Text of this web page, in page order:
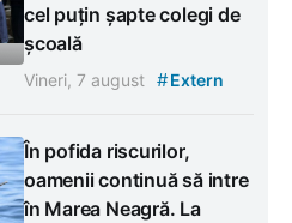
cel puțin șapte colegi de
școală
Vineri, 7 august #Extern
În pofida riscurilor,
oamenii continuă să intre
în Marea Neagră. La